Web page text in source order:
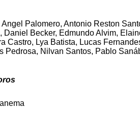
Palomero, Antonio Reston
Becker, Edmundo Alvim,
Castro, Lya Batista, Lucas
Pedrosa, Nilvan Santos, Pablo